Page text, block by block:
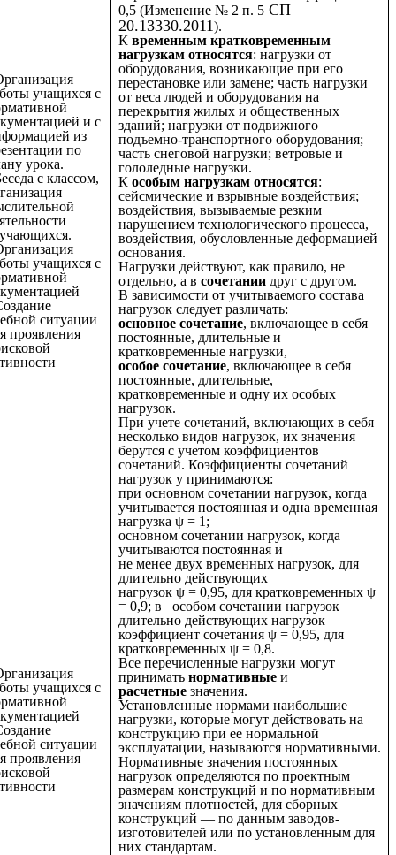
учащихся с
и с
из
по
урока.
с классом,
учащихся с
ситуации
проявления
учащихся с
ситуации
проявления
0,5 (Изменение № 2 п. 5СП
20.13330.2011).
К временным кратковременным
нагрузкам относятся: нагрузки от
оборудования, возникающие при его
перестановке или замене; часть нагрузки
от веса людей и оборудования на
перекрытия жилых и общественных
зданий; нагрузки от подвижного
подъемно-транспортного оборудования;
часть снеговой нагрузки; ветровые и
гололедные нагрузки.
К особым нагрузкам относятся:
сейсмические и взрывные воздействия;
воздействия, вызываемые резким
нарушением технологического процесса,
воздействия, обусловленные деформацией
основания.
Нагрузки действуют, как правило, не
отдельно, а в сочетаниидруг с другом.
В зависимости от учитываемого состава
нагрузок следует различать:
основное сочетание, включающее в себя
постоянные, длительные и
кратковременные нагрузки,
особое сочетание, включающее в себя
постоянные, длительные,
кратковременные и одну их особых
нагрузок.
При учете сочетаний, включающих в себя
несколько видов нагрузок, их значения
берутся с учетом коэффициентов
сочетаний. Коэффициенты сочетаний
нагрузок у принимаются:
при основном сочетании нагрузок, когда
учитывается постоянная и одна временная
нагрузка ψ = 1;
основном сочетании нагрузок, когда
учитываются постоянная и
не менее двух временных нагрузок, для
длительно действующих
нагрузок ψ = 0,95, для кратковременных ψ
= 0,9; в особом сочетании нагрузок
длительно действующих нагрузок
коэффициент сочетания ψ = 0,95, для
кратковременных ψ = 0,8.
Все перечисленные нагрузки могут
принимать нормативныеи
расчетныезначения.
Установленные нормами наибольшие
нагрузки, которые могут действовать на
конструкцию при ее нормальной
эксплуатации, называются нормативными.
Нормативные значения постоянных
нагрузок определяются по проектным
размерам конструкций и по нормативным
значениям плотностей, для сборных
конструкций — по данным заводов-
изготовителей или по установленным для
них стандартам.